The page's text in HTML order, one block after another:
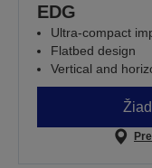
EDG
Ultra-compact
Flatbed design
Vertical and